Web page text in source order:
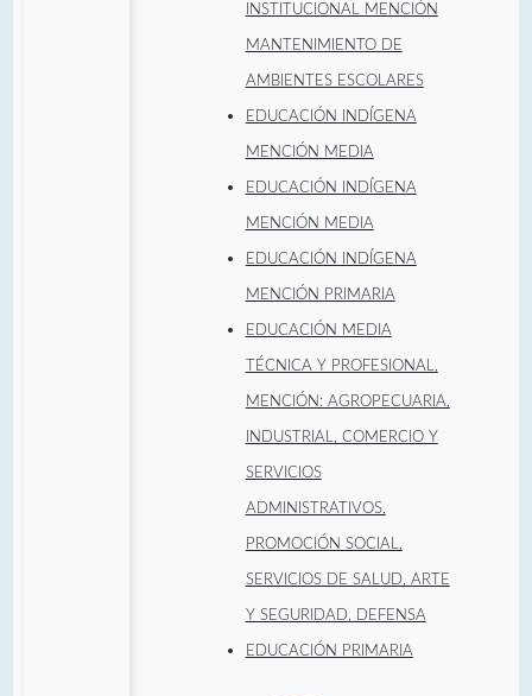
INSTITUCIONAL MENCIÓN
MANTENIMIENTO DE
AMBIENTES ESCOLARES
EDUCACIÓN INDÍGENA
MENCIÓN MEDIA
EDUCACIÓN INDÍGENA
MENCIÓN MEDIA
EDUCACIÓN INDÍGENA
MENCIÓN PRIMARIA
EDUCACIÓN MEDIA
TÉCNICA Y PROFESIONAL,
MENCIÓN: AGROPECUARIA,
INDUSTRIAL, COMERCIO Y
SERVICIOS
ADMINISTRATIVOS,
PROMOCIÓN SOCIAL,
SERVICIOS DE SALUD, ARTE
Y SEGURIDAD, DEFENSA
EDUCACIÓN PRIMARIA